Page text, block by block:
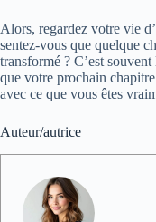
Alors, regardez votre vie
sentez-vous que quelque
transformé ? C’est
que votre prochain
avec ce que vous êtes
Auteur/autrice